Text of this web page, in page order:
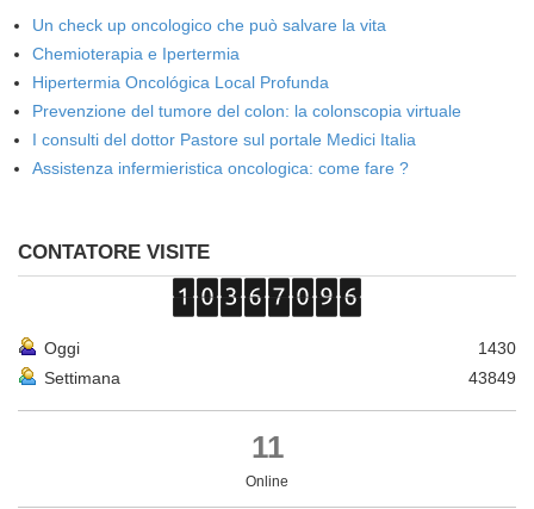
Un check up oncologico che può salvare la vita
Chemioterapia e Ipertermia
Hipertermia Oncológica Local Profunda
Prevenzione del tumore del colon: la colonscopia virtuale
I consulti del dottor Pastore sul portale Medici Italia
Assistenza infermieristica oncologica: come fare ?
CONTATORE VISITE
Oggi
1430
Settimana
43849
11
Online